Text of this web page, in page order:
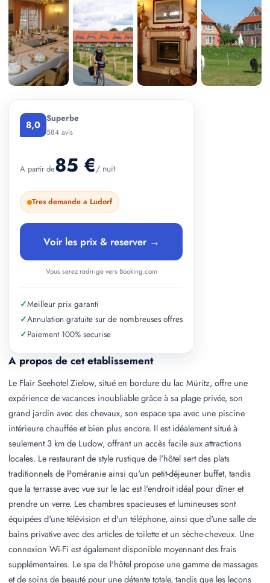
A propos de cet etablissement
Le Flair Seehotel Zielow, situé en bordure du lac Müritz, offre une
expérience de vacances inoubliable grâce à sa plage privée, son
grand jardin avec des chevaux, son espace spa avec une piscine
intérieure chauffée et bien plus encore. Il est idéalement situé à
seulement 3 km de Ludow, offrant un accès facile aux attractions
locales. Le restaurant de style rustique de l'hôtel sert des plats
traditionnels de Poméranie ainsi qu'un petit-déjeuner buffet, tandis
que la terrasse avec vue sur le lac est l'endroit idéal pour dîner et
prendre un verre. Les chambres spacieuses et lumineuses sont
équipées d'une télévision et d'un téléphone, ainsi que d'une salle de
bains privative avec des articles de toilette et un sèche-cheveux. Une
connexion Wi-Fi est également disponible moyennant des frais
supplémentaires. Le spa de l'hôtel propose une gamme de massages
et de soins de beauté pour une détente totale, tandis que les leçons
8,0 Superbe
584 avis
A partir de85 €/ nuit
Tres demande a Ludorf
Voir les prix & reserver →
Vous serez redirige vers Booking.com
✓Meilleur prix garanti
✓Annulation gratuite sur de nombreuses offres
✓Paiement 100% securise